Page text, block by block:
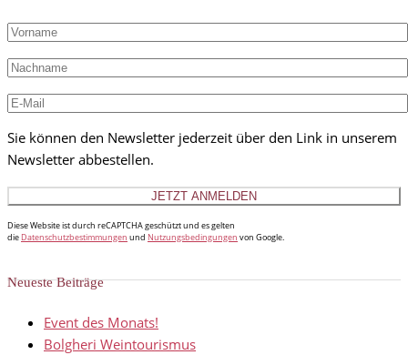
Sie können den Newsletter jederzeit über den Link in unserem
Newsletter abbestellen.
Diese Website ist durch reCAPTCHA geschützt und es gelten
die Datenschutzbestimmungen und Nutzungsbedingungen von Google.
Neueste Beiträge
Event des Monats!
Bolgheri Weintourismus